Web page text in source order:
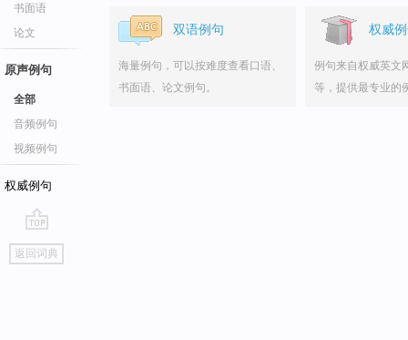
书面语
论文
原声例句
全部
音频例句
视频例句
权威例句
go
top
返回词典
双语例句
海量例句，可以按难度查看口语、
书面语、论文例句。
权威
例句来自权威英文
等，提供最专业的